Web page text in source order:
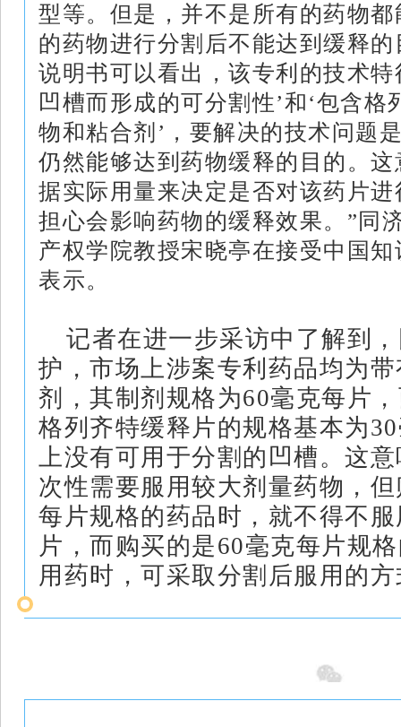
型等。但是，并不是所有的药物
的药物进行分割后不能达到缓释
说明书可以看出，该专利的技术
凹槽而形成的可分割性’和‘包含
物和粘合剂’，要解决的技术问题
仍然能够达到药物缓释的目的。
据实际用量来决定是否对该药片
担心会影响药物的缓释效果。”同
产权学院教授宋晓亭在接受中国
表示。
记者在进一步采访中了解到
护，市场上涉案专利药品均为
剂，其制剂规格为60毫克每片
格列齐特缓释片的规格基本为
上没有可用于分割的凹槽。这
次性需要服用较大剂量药物，
每片规格的药品时，就不得不
片，而购买的是60毫克每片规
用药时，可采取分割后服用的